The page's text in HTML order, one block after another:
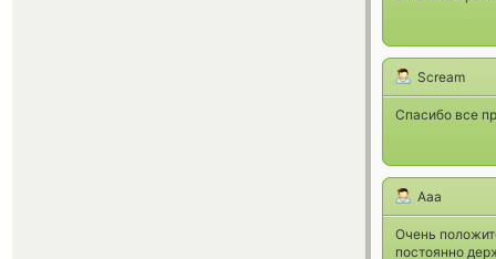
Scream
Спасибо все
Ааа
Очень
постоянно